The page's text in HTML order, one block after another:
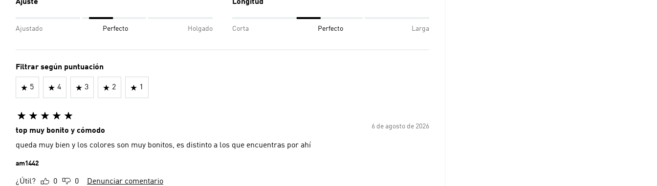
Ajuste
Ajustado Perfecto Holgado
Longitud
Corta Perfecto Larga
Filtrar según puntuación
5 4 3 2 1
6 de agosto de 2026
top muy bonito y cómodo
queda muy bien y los colores son muy bonitos, es distinto a los que encuentras por ahí
am1442
¿Útil? 0 0 Denunciar comentario